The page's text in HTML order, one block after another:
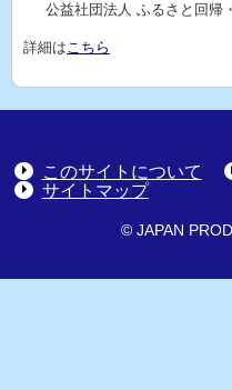
公益社団法人 ふるさと回帰
詳細はこちら
このサイトについて
サイトマップ
© JAPAN